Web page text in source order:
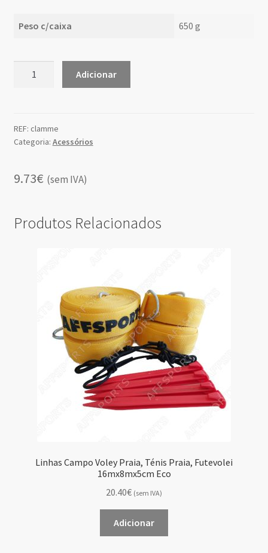
Peso c/caixa 650 g
Metalico
Adicionar
REF: clamme
Categoria: Acessórios
9.73€ (sem IVA)
Produtos Relacionados
Linhas Campo Voley Praia, Ténis Praia, Futevolei
16mx8mx5cm Eco
20.40€ (sem IVA)
Adicionar